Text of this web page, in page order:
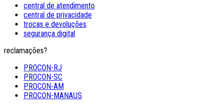
central de atendimento
central de privacidade
trocas e devoluções
segurança digital
reclamações?
PROCON-RJ
PROCON-SC
PROCON-AM
PROCON-MANAUS